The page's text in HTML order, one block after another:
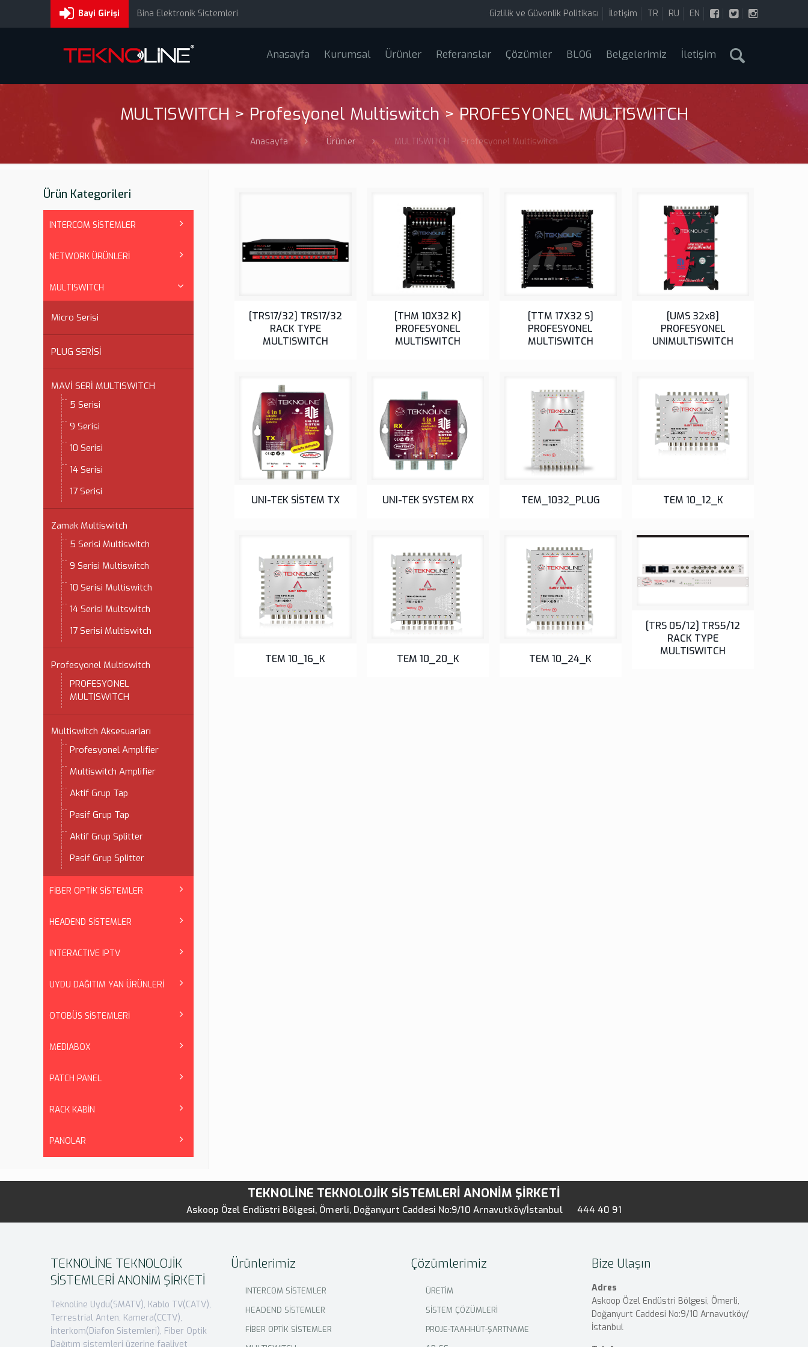
Bayi Girişi Bina Elektronik Sistemleri Gizlilik ve Güvenlik Politikası İletişim TR RU EN
Anasayfa Kurumsal Ürünler Referanslar Çözümler BLOG Belgelerimiz İletişim
MULTISWITCH > Profesyonel Multiswitch > PROFESYONEL MULTISWITCH
Anasayfa Ürünler MULTISWITCH Profesyonel Multiswitch
Ürün Kategorileri
INTERCOM SİSTEMLER
NETWORK ÜRÜNLERİ
MULTISWITCH
Micro Serisi
PLUG SERİSİ
MAVİ SERİ MULTISWITCH
5 Serisi
9 Serisi
10 Serisi
14 Serisi
17 Serisi
Zamak Multiswitch
5 Serisi Multiswitch
9 Serisi Multiswitch
10 Serisi Multiswitch
14 Serisi Multswitch
17 Serisi Multiswitch
Profesyonel Multiswitch
PROFESYONEL
MULTISWITCH
Multiswitch Aksesuarları
Profesyonel Amplifier
Multiswitch Amplifier
Aktif Grup Tap
Pasif Grup Tap
Aktif Grup Splitter
Pasif Grup Splitter
FİBER OPTİK SİSTEMLER
HEADEND SİSTEMLER
INTERACTIVE IPTV
UYDU DAĞITIM YAN ÜRÜNLERİ
OTOBÜS SİSTEMLERİ
MEDIABOX
PATCH PANEL
RACK KABİN
PANOLAR
[TRS17/32] TRS17/32
RACK TYPE
MULTISWITCH
[THM 10X32 K]
PROFESYONEL
MULTISWITCH
[TTM 17X32 S]
PROFESYONEL
MULTISWITCH
[UMS 32x8]
PROFESYONEL
UNIMULTISWITCH
UNI-TEK SİSTEM TX UNI-TEK SYSTEM RX TEM_1032_PLUG TEM 10_12_K
TEM 10_16_K TEM 10_20_K TEM 10_24_K
[TRS 05/12] TRS5/12
RACK TYPE
MULTISWITCH
TEKNOLİNE TEKNOLOJİK SİSTEMLERİ ANONİM ŞİRKETİ
Askoop Özel Endüstri Bölgesi, Ömerli, Doğanyurt Caddesi No:9/10 Arnavutköy/İstanbul 444 40 91
TEKNOLİNE TEKNOLOJİK
SİSTEMLERİ ANONİM ŞİRKETİ
Teknoline Uydu(SMATV), Kablo TV(CATV),
Terrestrial Anten, Kamera(CCTV),
İnterkom(Diafon Sistemleri), Fiber Optik
Dağıtım sistemleri üzerine faaliyet
Ürünlerimiz
INTERCOM SİSTEMLER
HEADEND SİSTEMLER
FİBER OPTİK SİSTEMLER
Çözümlerimiz
ÜRETİM
SİSTEM ÇÖZÜMLERİ
PROJE-TAAHHÜT-ŞARTNAME
Bize Ulaşın
Adres
Askoop Özel Endüstri Bölgesi, Ömerli,
Doğanyurt Caddesi No:9/10 Arnavutköy/
İstanbul